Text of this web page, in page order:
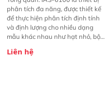
phân tích đa năng, được thiết kế
để thực hiện phân tích định tính
và định lượng cho nhiều dạng
mẫu khác nhau như hạt nhỏ, bột,
này cho phép bất kỳ ai cũng có
Liên hệ